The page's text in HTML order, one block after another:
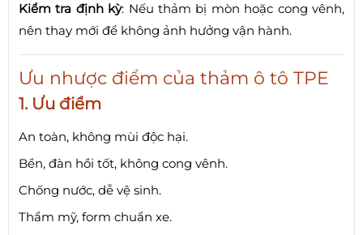
Kiểm tra định kỳ: Nếu thảm bị mòn hoặc cong vênh,
nên thay mới để không ảnh hưởng vận hành.
Ưu nhược điểm của thảm ô tô TPE
1. Ưu điểm
An toàn, không mùi độc hại.
Bền, đàn hồi tốt, không cong vênh.
Chống nước, dễ vệ sinh.
Thẩm mỹ, form chuẩn xe.